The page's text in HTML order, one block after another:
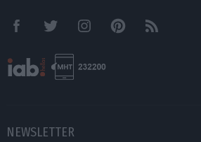
FacebookTwitter InstagramPinterestRSS feeds
NEWSLETTER